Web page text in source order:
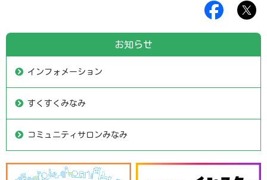
お知らせ
インフォメーション
すくすくみなみ
コミュニティサロンみなみ